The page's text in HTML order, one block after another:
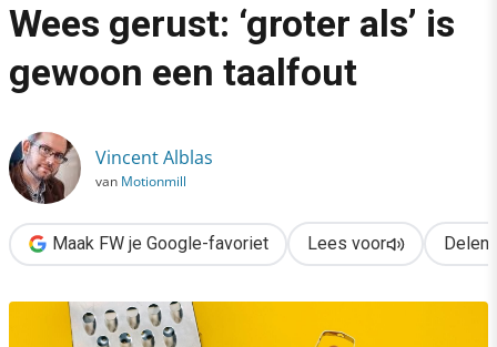
Content & Communicatie
›
Wees gerust: ‘groter als’ is
gewoon een taalfout
Vincent Alblas
van Motionmill
Maak FW je Google-favoriet Lees voor Delen